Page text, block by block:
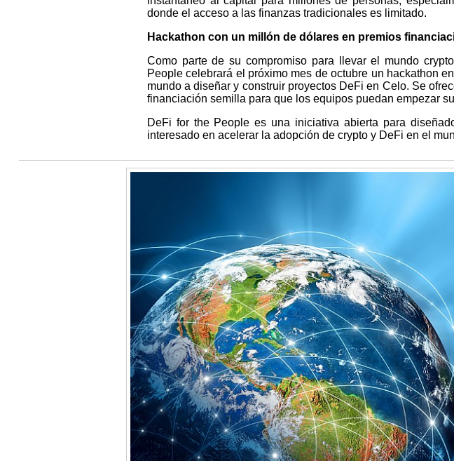
donde el acceso a las finanzas tradicionales es limitado.
Hackathon con un millón de dólares en premios
Como parte de su compromiso para llevar el mundo
People celebrará el próximo mes de octubre un hackathon
mundo a diseñar y construir proyectos DeFi en Celo. Se
financiación semilla para que los equipos puedan empezar
DeFi for the People es una iniciativa abierta para
interesado en acelerar la adopción de crypto y DeFi en el